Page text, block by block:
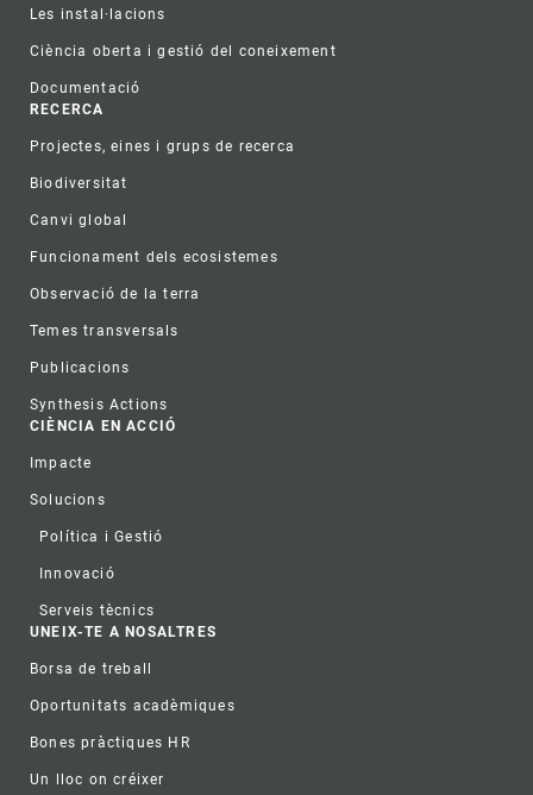
Les instal·lacions
Ciència oberta i gestió del coneixement
Documentació
RECERCA
Projectes, eines i grups de recerca
Biodiversitat
Canvi global
Funcionament dels ecosistemes
Observació de la terra
Temes transversals
Publicacions
Synthesis Actions
CIÈNCIA EN ACCIÓ
Impacte
Solucions
Política i Gestió
Innovació
Serveis tècnics
UNEIX-TE A NOSALTRES
Borsa de treball
Oportunitats acadèmiques
Bones pràctiques HR
Un lloc on créixer